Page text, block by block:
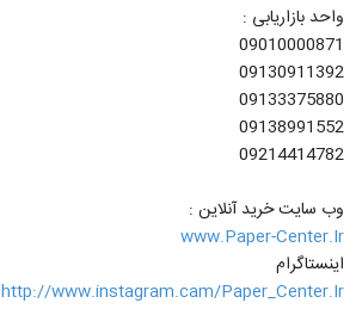
واحد بازاریابی :
09010000871
09130911392
09133375880
09138991552
09214414782
وب سایت خرید آنلاین :
www.Paper-Center.Ir
اینستاگرام
http://www.instagram.cam/Paper_Center.Ir